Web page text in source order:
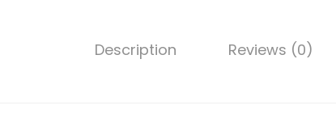
Description Reviews (0)